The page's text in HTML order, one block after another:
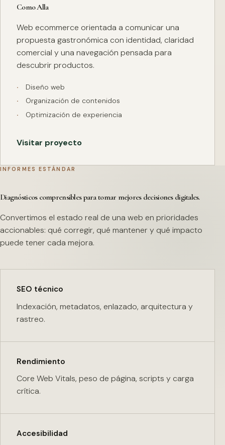
Como Alla
Web ecommerce orientada a comunicar una
propuesta gastronómica con identidad, claridad
comercial y una navegación pensada para
descubrir productos.
Diseño web
Organización de contenidos
Optimización de experiencia
Visitar proyecto
INFORMES ESTÁNDAR
Diagnósticos comprensibles para tomar mejores decisiones digitales.
Convertimos el estado real de una web en prioridades
accionables: qué corregir, qué mantener y qué impacto
puede tener cada mejora.
SEO técnico
Indexación, metadatos, enlazado, arquitectura y
rastreo.
Rendimiento
Core Web Vitals, peso de página, scripts y carga
crítica.
Accesibilidad